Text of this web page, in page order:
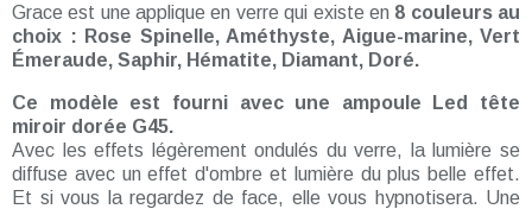
Grace est une applique en verre qui existe en 8 couleurs au
choix : Rose Spinelle, Améthyste, Aigue-marine, Vert
Émeraude, Saphir, Hématite, Diamant, Doré.
Ce modèle est fourni avec une ampoule Led tête
miroir dorée G45.
Avec les effets légèrement ondulés du verre, la lumière se
diffuse avec un effet d'ombre et lumière du plus belle effet.
Et si vous la regardez de face, elle vous hypnotisera. Une